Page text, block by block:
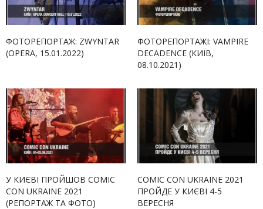
ФОТОРЕПОРТАЖ: ZWYNTAR
(OPERA, 15.01.2022)
ФОТОРЕПОРТАЖІ: VAMPIRE
DECADENCE (КИЇВ,
08.10.2021)
У КИЄВІ ПРОЙШОВ COMIC
CON UKRAINE 2021
(РЕПОРТАЖ ТА ФОТО)
COMIC CON UKRAINE 2021
ПРОЙДЕ У КИЄВІ 4-5
ВЕРЕСНЯ